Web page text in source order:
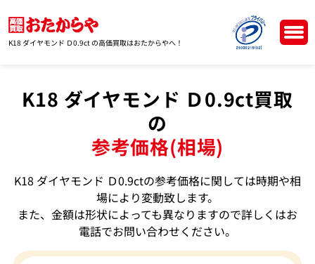
K18 ダイヤモンド Ｄ0.9ct の高価買取はおたからやへ！
K18 ダイヤモンド Ｄ0.9ct買取
の
参考価格(相場)
K18 ダイヤモンド Ｄ0.9ctの参考価格に関しては時期や相
場により変動致します。
また、金額は形状によっても異なりますので詳しくはお
電話でお問い合わせください。